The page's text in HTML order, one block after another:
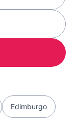
Edimburgo